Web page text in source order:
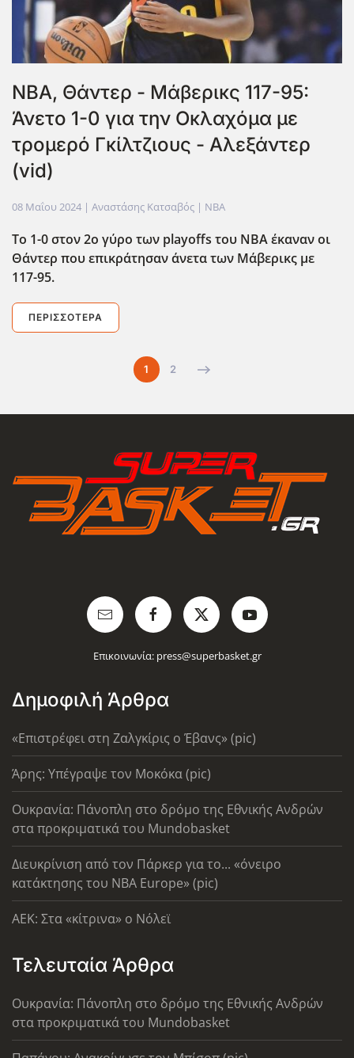
NBA, Θάντερ - Μάβερικς 117-95:
Άνετο 1-0 για την Οκλαχόμα με
τρομερό Γκίλτζιους - Αλεξάντερ
(vid)
08 Μαΐου 2024 | Αναστάσης Κατσαβός | NBA
Το 1-0 στον 2ο γύρο των playoffs του NBA έκαναν οι
Θάντερ που επικράτησαν άνετα των Μάβερικς με
117-95.
ΠΕΡΙΣΣΌΤΕΡΑ
1 2
Επικοινωνία: press@superbasket.gr
Δημοφιλή Άρθρα
«Επιστρέφει στη Ζαλγκίρις ο Έβανς» (pic)
Άρης: Υπέγραψε τον Μοκόκα (pic)
Ουκρανία: Πάνοπλη στο δρόμο της Εθνικής Ανδρών
στα προκριματικά του Mundobasket
Διευκρίνιση από τον Πάρκερ για το... «όνειρο
κατάκτησης του ΝΒΑ Europe» (pic)
AEK: Στα «κίτρινα» ο Νόλεϊ
Τελευταία Άρθρα
Ουκρανία: Πάνοπλη στο δρόμο της Εθνικής Ανδρών
στα προκριματικά του Mundobasket